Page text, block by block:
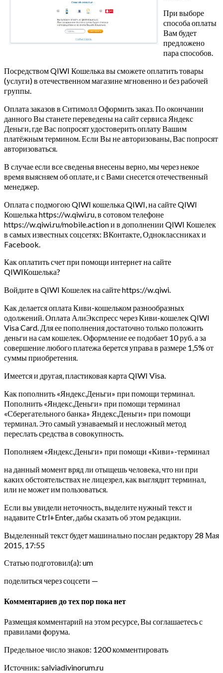
При выборе
способа оплаты
Вам будет
предложено
пара способов.
Посредством QIWI Кошелька вы сможете оплатить товары
(услуги) в отечественном магазине мгновенно и без рабочей
группы.
Оплата заказов в Ситимолл Оформить заказ. По окончании
данного Вы станете переведены на сайт сервиса Яндекс
Деньги, где Вас попросят удостоверить оплату Вашим
платёжным термином. Если Вы не авторизованы, Вас попросят
авторизоваться.
В случае если все сведенья внесены верно, мы через некое
время выясняем об оплате, и с Вами снесется отечественный
менеджер.
Оплата с подмогою QIWI кошелька QIWI, на сайте QIWI
Кошелька https://w.qiwi.ru, в сотовом телефоне
https://w.qiwi.ru/mobile.action и в дополнении QIWI Кошелек
в самых известных соцсетях: ВКонтакте, Одноклассниках и
Facebook.
Как оплатить счет при помощи интернет на сайте
QIWIКошелька?
Войдите в QIWI Кошелек на сайте https://w.qiwi.
Как делается оплата Киви-кошельком разнообразных
одолжений. Оплата АлиЭкспресс через Киви-кошелек QIWI
Visa Card. Для ее пополнения достаточно только положить
деньги на сам кошелек. Оформление ее подобает 10 руб. а за
совершение любого платежа берется управа в размере 1,5% от
суммы приобретения.
Имеется и другая, пластиковая карта QIWI Visa.
Как пополнить «Яндекс.Деньги» при помощи терминал.
Пополнить «Яндекс.Деньги» при помощи терминал
«Сберегательного банка» Яндекс.Деньги» при помощи
терминал. Это самый узнаваемый и несложный метод
переслать средства в совокупность.
Пополняем «Яндекс.Деньги» при помощи «Киви»-терминал
на данный момент вряд ли отыщешь человека, что ни при
каких обстоятельствах не лицезрел, как выглядит терминал,
или не может им пользоваться.
Если вы увидели неточность, выделите нужный текст и
надавите Ctrl+Enter, дабы сказать об этом редакции.
Выделенный текст будет машинально послан редактору 28 Мая
2015, 17:55
Статью подготовил(а): um
поделиться через соцсети —
Комментариев до тех пор пока нет
Размещая комментарий на этом ресурсе, Вы соглашаетесь с
правилами форума.
Предельное число знаков: 1200 комментировать
Источник: salviadivinorum.ru